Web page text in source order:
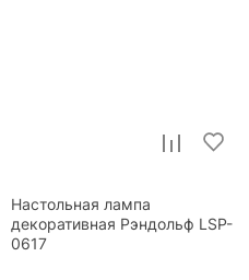
Настольная лампа
декоративная Рэндольф LSP-
0617